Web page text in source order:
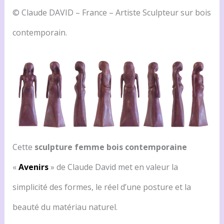
© Claude DAVID – France – Artiste Sculpteur sur bois
contemporain.
Cette sculpture femme bois contemporaine
«Avenirs» de Claude David met en valeur la
simplicité des formes, le réel d’une posture et la
beauté du matériau naturel.